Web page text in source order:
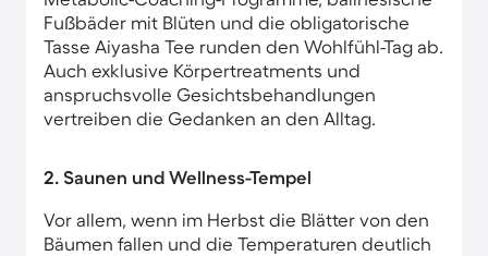
Fußbäder mit Blüten und die obligatorische
Tasse Aiyasha Tee runden den Wohlfühl-Tag ab.
Auch exklusive Körpertreatments und
anspruchsvolle Gesichtsbehandlungen
vertreiben die Gedanken an den Alltag.
2. Saunen und Wellness-Tempel
Vor allem, wenn im Herbst die Blätter von den
Bäumen fallen und die Temperaturen deutlich